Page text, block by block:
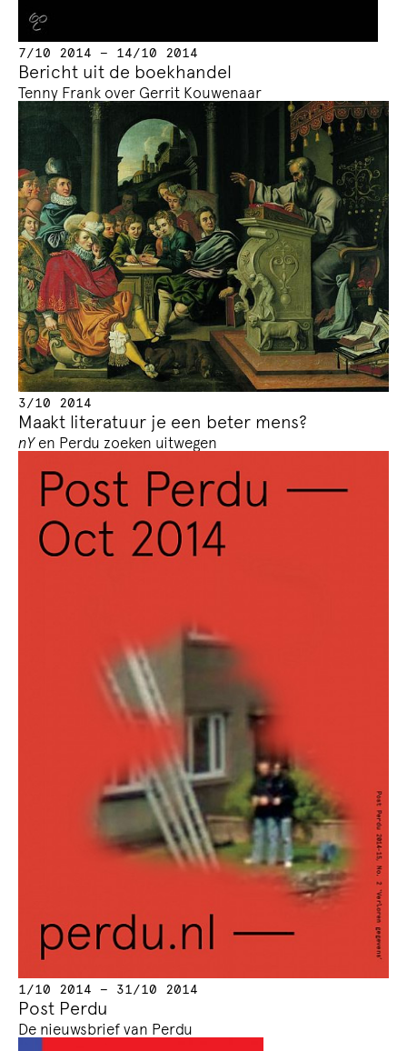
7/10 2014 — 14/10 2014
Bericht uit de boekhandel
Tenny Frank over Gerrit Kouwenaar
3/10 2014
Maakt literatuur je een beter mens?
nYen Perdu zoeken uitwegen
1/10 2014 — 31/10 2014
Post Perdu
De nieuwsbrief van Perdu